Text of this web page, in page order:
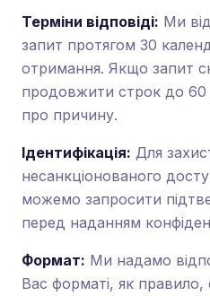
Терміни відповіді: Ми
запит протягом 30
отримання. Якщо запит
продовжити строк до 60
про причину.
Ідентифікація: Для
несанкціонованого
можемо запросити
перед наданням
Формат: Ми надамо
Вас форматі, як